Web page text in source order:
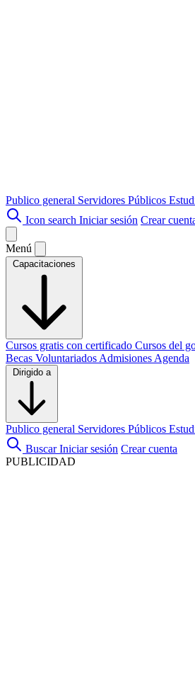
Publico general Servidores Públicos
Icon search Iniciar sesión Crear
Menú
Capacitaciones
Cursos gratis con certificado Cursos del
Becas Voluntariados Admisiones Agenda
Dirigido a
Publico general Servidores Públicos
Buscar Iniciar sesión Crear cuenta
PUBLICIDAD